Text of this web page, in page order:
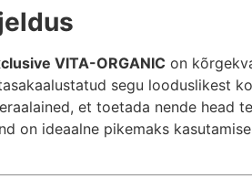
VITA-ORGANIC on
segu looduslikest
et toetada nende head
on ideaalne pikemaks